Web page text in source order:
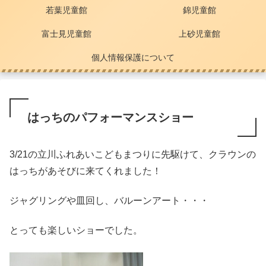
若葉児童館 錦児童館
富士見児童館 上砂児童館
個人情報保護について
はっちのパフォーマンスショー
3/21の立川ふれあいこどもまつりに先駆けて、クラウンの
はっちがあそびに来てくれました！
ジャグリングや皿回し、バルーンアート・・・
とっても楽しいショーでした。